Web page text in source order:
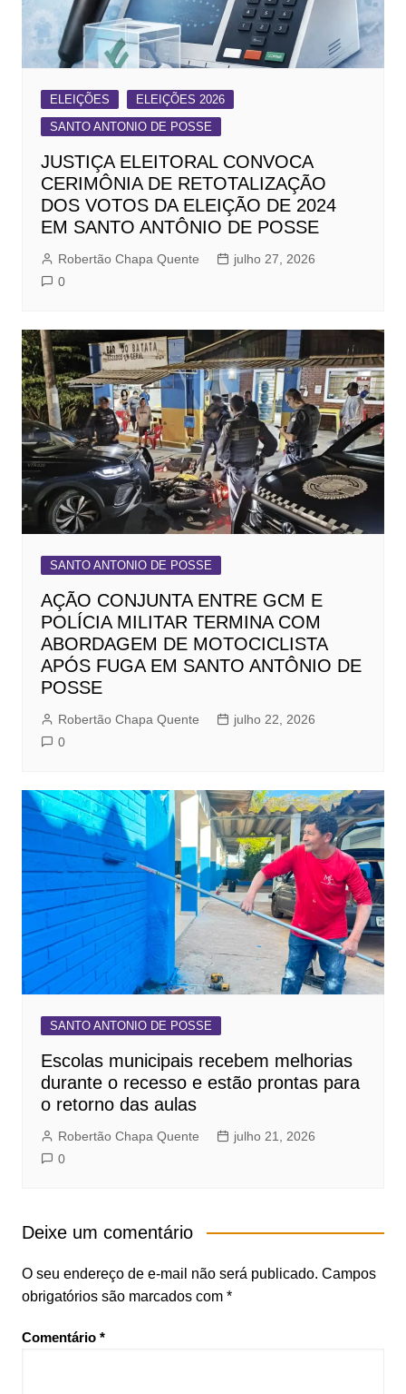
ELEIÇÕES
ELEIÇÕES 2026
SANTO ANTONIO DE POSSE
JUSTIÇA ELEITORAL CONVOCA
CERIMÔNIA DE RETOTALIZAÇÃO
DOS VOTOS DA ELEIÇÃO DE 2024
EM SANTO ANTÔNIO DE POSSE
Robertão Chapa Quente
julho 27, 2026
0
SANTO ANTONIO DE POSSE
AÇÃO CONJUNTA ENTRE GCM E
POLÍCIA MILITAR TERMINA COM
ABORDAGEM DE MOTOCICLISTA
APÓS FUGA EM SANTO ANTÔNIO DE
POSSE
Robertão Chapa Quente
julho 22, 2026
0
SANTO ANTONIO DE POSSE
Escolas municipais recebem melhorias
durante o recesso e estão prontas para
o retorno das aulas
Robertão Chapa Quente
julho 21, 2026
0
Deixe um comentário
O seu endereço de e-mail não será publicado. Campos
obrigatórios são marcados com *
Comentário *